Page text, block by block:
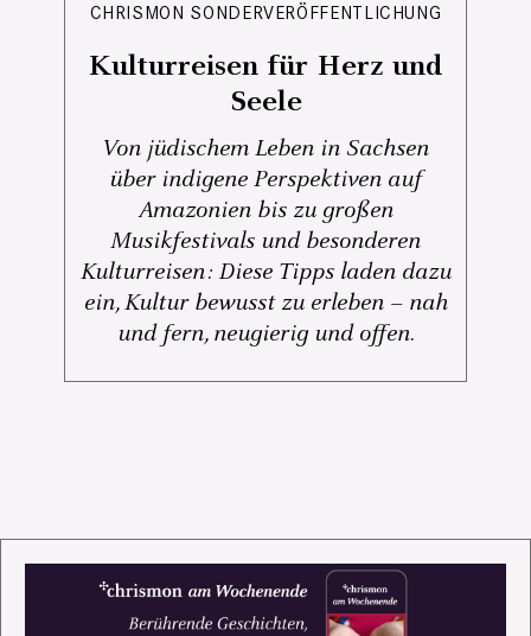
CHRISMON SONDERVERÖFFENTLICHUNG
Kulturreisen für Herz und
Seele
Von jüdischem Leben in Sachsen
über indigene Perspektiven auf
Amazonien bis zu großen
Musikfestivals und besonderen
Kulturreisen: Diese Tipps laden dazu
ein, Kultur bewusst zu erleben – nah
und fern, neugierig und offen.